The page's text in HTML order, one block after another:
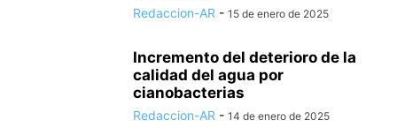
Redaccion-AR - 15 de enero de 2025
Incremento del deterioro de la
calidad del agua por
cianobacterias
Redaccion-AR - 14 de enero de 2025